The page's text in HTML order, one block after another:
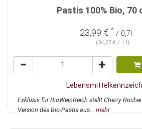
Pastis 100% Bio, 70
23,99 € * / 0,7l
(34,27 € / 1 l)
Exklusiv für BioWeinReich stellt Cherry
Version des Bio-Pastis aus... mehr